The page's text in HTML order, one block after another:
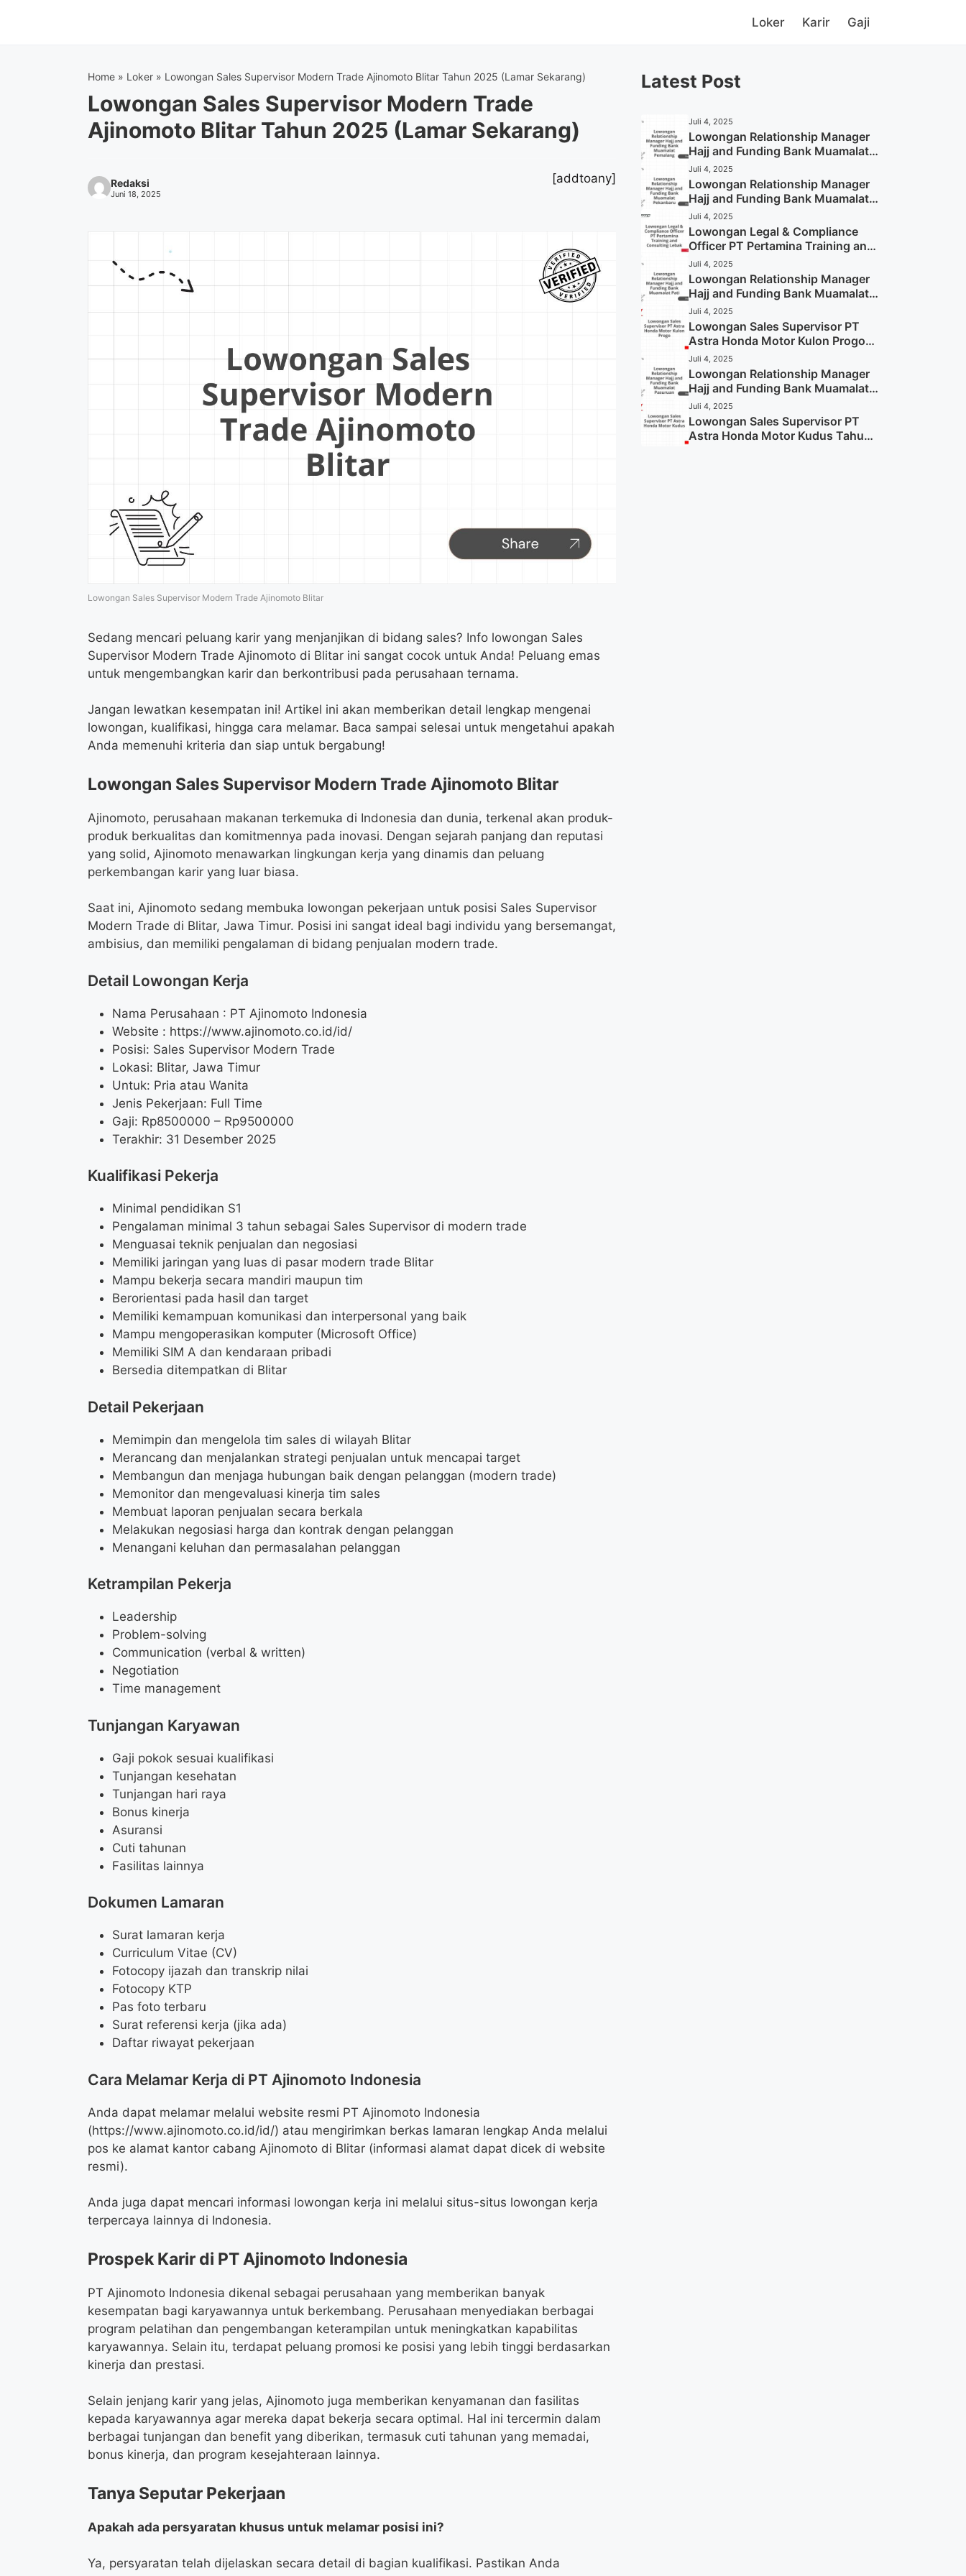
Loker Karir Gaji
Home » Loker » Lowongan Sales Supervisor Modern Trade Ajinomoto Blitar Tahun 2025 (Lamar Sekarang)
Lowongan Sales Supervisor Modern Trade
Ajinomoto Blitar Tahun 2025 (Lamar Sekarang)
Redaksi
Juni 18, 2025
[addtoany]
Lowongan Sales Supervisor Modern Trade Ajinomoto Blitar
Sedang mencari peluang karir yang menjanjikan di bidang sales? Info lowongan Sales
Supervisor Modern Trade Ajinomoto di Blitar ini sangat cocok untuk Anda! Peluang emas
untuk mengembangkan karir dan berkontribusi pada perusahaan ternama.
Jangan lewatkan kesempatan ini! Artikel ini akan memberikan detail lengkap mengenai
lowongan, kualifikasi, hingga cara melamar. Baca sampai selesai untuk mengetahui apakah
Anda memenuhi kriteria dan siap untuk bergabung!
Lowongan Sales Supervisor Modern Trade Ajinomoto Blitar
Ajinomoto, perusahaan makanan terkemuka di Indonesia dan dunia, terkenal akan produk-
produk berkualitas dan komitmennya pada inovasi. Dengan sejarah panjang dan reputasi
yang solid, Ajinomoto menawarkan lingkungan kerja yang dinamis dan peluang
perkembangan karir yang luar biasa.
Saat ini, Ajinomoto sedang membuka lowongan pekerjaan untuk posisi Sales Supervisor
Modern Trade di Blitar, Jawa Timur. Posisi ini sangat ideal bagi individu yang bersemangat,
ambisius, dan memiliki pengalaman di bidang penjualan modern trade.
Detail Lowongan Kerja
Nama Perusahaan : PT Ajinomoto Indonesia
Website : https://www.ajinomoto.co.id/id/
Posisi: Sales Supervisor Modern Trade
Lokasi: Blitar, Jawa Timur
Untuk: Pria atau Wanita
Jenis Pekerjaan: Full Time
Gaji: Rp8500000 – Rp9500000
Terakhir: 31 Desember 2025
Kualifikasi Pekerja
Minimal pendidikan S1
Pengalaman minimal 3 tahun sebagai Sales Supervisor di modern trade
Menguasai teknik penjualan dan negosiasi
Memiliki jaringan yang luas di pasar modern trade Blitar
Mampu bekerja secara mandiri maupun tim
Berorientasi pada hasil dan target
Memiliki kemampuan komunikasi dan interpersonal yang baik
Mampu mengoperasikan komputer (Microsoft Office)
Memiliki SIM A dan kendaraan pribadi
Bersedia ditempatkan di Blitar
Detail Pekerjaan
Memimpin dan mengelola tim sales di wilayah Blitar
Merancang dan menjalankan strategi penjualan untuk mencapai target
Membangun dan menjaga hubungan baik dengan pelanggan (modern trade)
Memonitor dan mengevaluasi kinerja tim sales
Membuat laporan penjualan secara berkala
Melakukan negosiasi harga dan kontrak dengan pelanggan
Menangani keluhan dan permasalahan pelanggan
Ketrampilan Pekerja
Leadership
Problem-solving
Communication (verbal & written)
Negotiation
Time management
Tunjangan Karyawan
Gaji pokok sesuai kualifikasi
Tunjangan kesehatan
Tunjangan hari raya
Bonus kinerja
Asuransi
Cuti tahunan
Fasilitas lainnya
Dokumen Lamaran
Surat lamaran kerja
Curriculum Vitae (CV)
Fotocopy ijazah dan transkrip nilai
Fotocopy KTP
Pas foto terbaru
Surat referensi kerja (jika ada)
Daftar riwayat pekerjaan
Cara Melamar Kerja di PT Ajinomoto Indonesia
Anda dapat melamar melalui website resmi PT Ajinomoto Indonesia
(https://www.ajinomoto.co.id/id/) atau mengirimkan berkas lamaran lengkap Anda melalui
pos ke alamat kantor cabang Ajinomoto di Blitar (informasi alamat dapat dicek di website
resmi).
Anda juga dapat mencari informasi lowongan kerja ini melalui situs-situs lowongan kerja
terpercaya lainnya di Indonesia.
Prospek Karir di PT Ajinomoto Indonesia
PT Ajinomoto Indonesia dikenal sebagai perusahaan yang memberikan banyak
kesempatan bagi karyawannya untuk berkembang. Perusahaan menyediakan berbagai
program pelatihan dan pengembangan keterampilan untuk meningkatkan kapabilitas
karyawannya. Selain itu, terdapat peluang promosi ke posisi yang lebih tinggi berdasarkan
kinerja dan prestasi.
Selain jenjang karir yang jelas, Ajinomoto juga memberikan kenyamanan dan fasilitas
kepada karyawannya agar mereka dapat bekerja secara optimal. Hal ini tercermin dalam
berbagai tunjangan dan benefit yang diberikan, termasuk cuti tahunan yang memadai,
bonus kinerja, dan program kesejahteraan lainnya.
Tanya Seputar Pekerjaan
Apakah ada persyaratan khusus untuk melamar posisi ini?
Ya, persyaratan telah dijelaskan secara detail di bagian kualifikasi. Pastikan Anda
Latest Post
Juli 4, 2025
Lowongan Relationship Manager
Hajj and Funding Bank Muamalat
Pemalang Tahun 2025
Juli 4, 2025
Lowongan Relationship Manager
Hajj and Funding Bank Muamalat
Pekanbaru Tahun 2025 (Apply
Now)
Juli 4, 2025
Lowongan Legal & Compliance
Officer PT Pertamina Training and
Consulting Lebak Tahun 2025
(Apply Now)
Juli 4, 2025
Lowongan Relationship Manager
Hajj and Funding Bank Muamalat
Pati Tahun 2025 (Lamar
Sekarang)
Juli 4, 2025
Lowongan Sales Supervisor PT
Astra Honda Motor Kulon Progo
Tahun 2025 (Resmi)
Juli 4, 2025
Lowongan Relationship Manager
Hajj and Funding Bank Muamalat
Pasuruan Tahun 2025 (Apply
Now)
Juli 4, 2025
Lowongan Sales Supervisor PT
Astra Honda Motor Kudus Tahun